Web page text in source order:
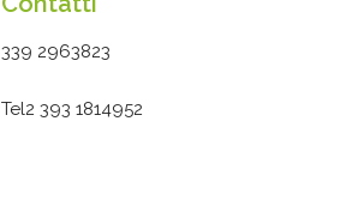
339 2963823
Tel2 393 1814952